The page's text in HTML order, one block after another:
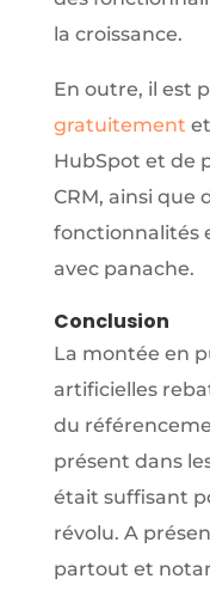
la croissance.
En outre, il est
gratuitement
HubSpot et de
CRM, ainsi que
fonctionnalités
avec panache.
Conclusion
La montée en
artificielles
du
présent dans
était suffisant
révolu. A
partout et